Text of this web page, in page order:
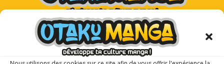
Otaku Manga : le premier
magazine manga pour les ados !